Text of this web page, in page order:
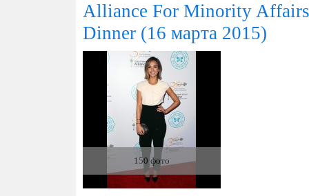
Alliance For Minority
Dinner (16 марта 2015)
150 фото